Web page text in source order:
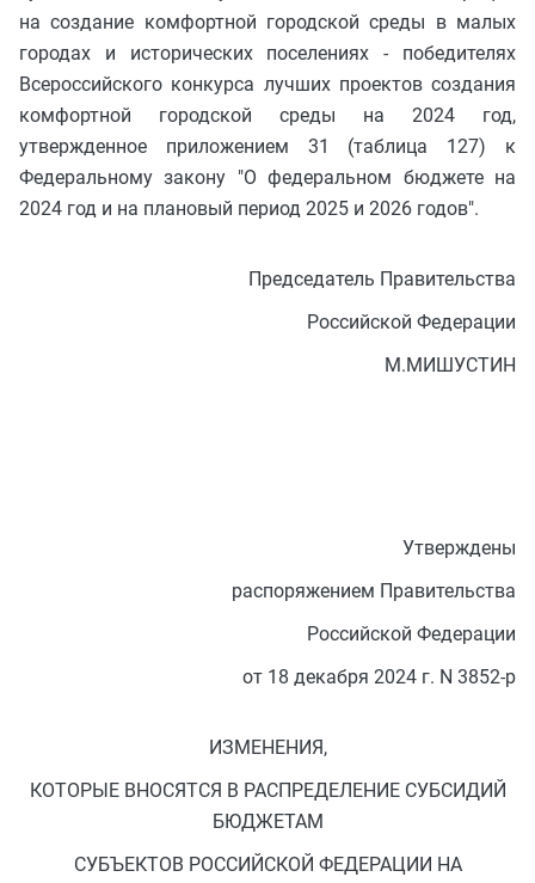
на создание комфортной городской среды в малых
городах и исторических поселениях - победителях
Всероссийского конкурса лучших проектов создания
комфортной городской среды на 2024 год,
утвержденное приложением 31 (таблица 127) к
Федеральному закону "О федеральном бюджете на
2024 год и на плановый период 2025 и 2026 годов".
Председатель Правительства
Российской Федерации
М.МИШУСТИН
Утверждены
распоряжением Правительства
Российской Федерации
от 18 декабря 2024 г. N 3852-р
ИЗМЕНЕНИЯ,
КОТОРЫЕ ВНОСЯТСЯ В РАСПРЕДЕЛЕНИЕ СУБСИДИЙ
БЮДЖЕТАМ
СУБЪЕКТОВ РОССИЙСКОЙ ФЕДЕРАЦИИ НА